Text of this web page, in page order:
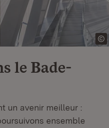
le Bade-
un avenir meilleur :
ensemble